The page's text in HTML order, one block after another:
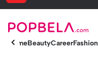
HomeBeautyCareerFashion